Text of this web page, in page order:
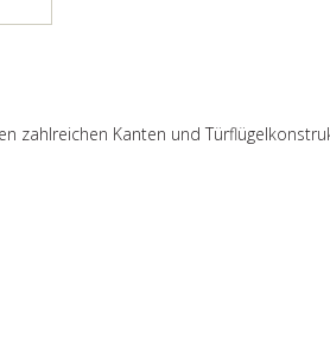
zahlreichen Kanten und